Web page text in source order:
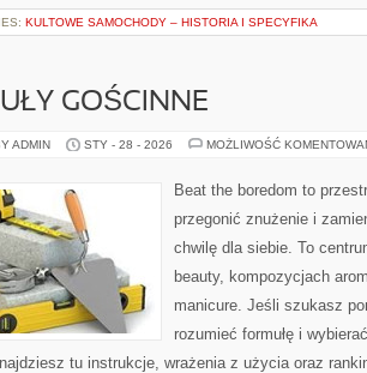
KULTOWE SAMOCHODY – HISTORIA I SPECYFIKA
GOŚCINNE
ADMIN STY - 28 - 2026 MOŻLIWOŚĆ
Beat the boredom to
przegonić znużenie i
chwilę dla siebie. To
beauty, kompozycjach
manicure. Jeśli szukasz
rozumieć formułę i
tu instrukcje, wrażenia z użycia oraz